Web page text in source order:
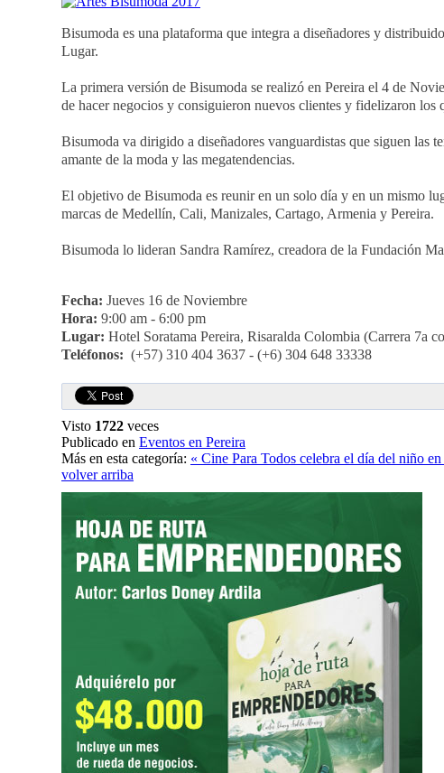
Bisumoda es una plataforma que integra a diseñadores y
Lugar.
La primera versión de Bisumoda se realizó en Pereira el 4 de
de hacer negocios y consiguieron nuevos clientes y fidelizaron los
Bisumoda va dirigido a diseñadores vanguardistas que siguen las
amante de la moda y las megatendencias.
El objetivo de Bisumoda es reunir en un solo día y en un mismo
marcas de Medellín, Cali, Manizales, Cartago, Armenia y Pereira.
Bisumoda lo lideran Sandra Ramírez, creadora de la Fundación
Fecha: Jueves 16 de Noviembre
Hora: 9:00 am - 6:00 pm
Lugar: Hotel Soratama Pereira, Risaralda Colombia (Carrera 7a
Teléfonos: (+57) 310 404 3637 - (+6) 304 648 33338
Visto 1722 veces
Publicado en Eventos en Pereira
Más en esta categoría: « Cine Para Todos celebra el día del niño
volver arriba